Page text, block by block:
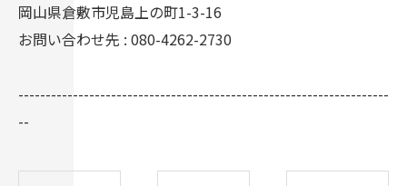
岡山県倉敷市児島上の町1-3-16
お問い合わせ先 : 080-4262-2730
--------------------------------------------------------------------
--